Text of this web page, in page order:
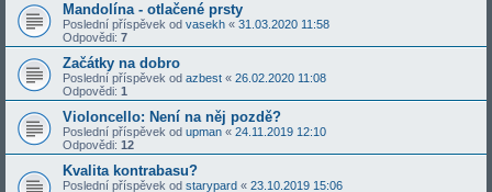
Mandolína - otlačené prsty
Poslední příspěvek od vasekh « 31.03.2020 11:58
Odpovědi: 7
Začátky na dobro
Poslední příspěvek od azbest « 26.02.2020 11:08
Odpovědi: 1
Violoncello: Není na něj pozdě?
Poslední příspěvek od upman « 24.11.2019 12:10
Odpovědi: 12
Kvalita kontrabasu?
Poslední příspěvek od starypard « 23.10.2019 15:06